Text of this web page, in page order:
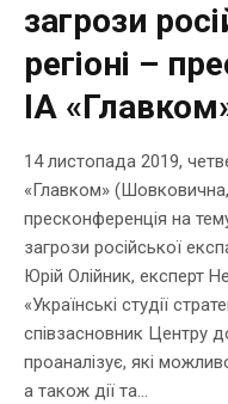
загрози
регіоні –
ІА
14 листопада 2019,
«Главком»
пресконференція на
загрози російської
Юрій Олійник, експерт
«Українські студії
співзасновник Центру
проаналізує, які
а також дії та...